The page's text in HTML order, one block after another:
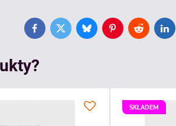
FacebookTwitterBlueskyPinterestReddit
SKLADEM